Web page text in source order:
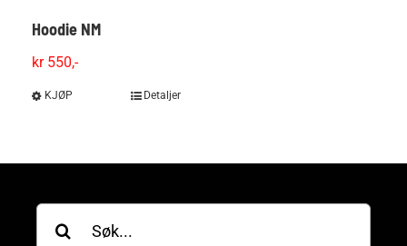
Hoodie NM
kr550,-
KJØP
flere
kan
Detaljer
Søk
etter: